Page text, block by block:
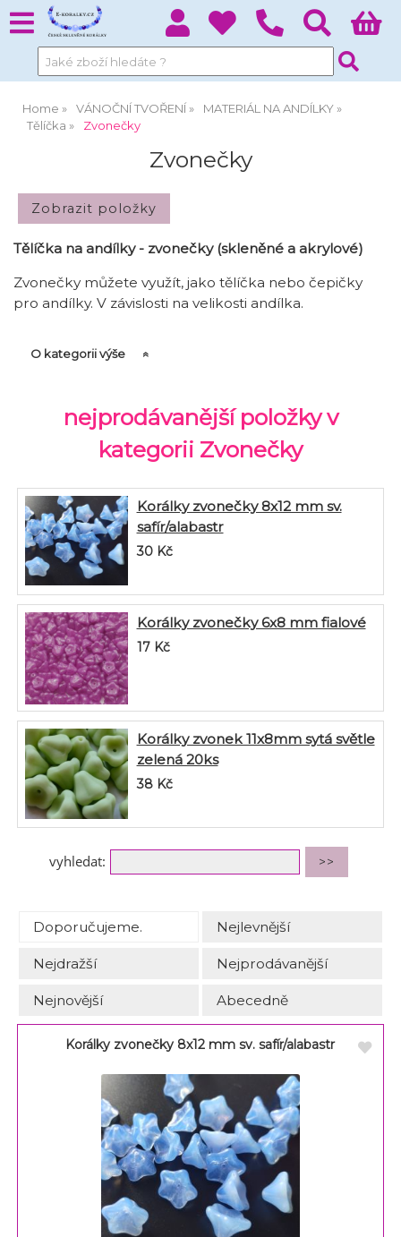
Home VÁNOČNÍ TVOŘENÍ
MATERIÁL NA ANDÍLKY
Tělíčka
Zvonečky
Zvonečky
Tělíčka na andílky - zvonečky (skleněné a akrylové)
Zvonečky můžete využít, jako tělíčka nebo čepičky
pro andílky. V závislosti na velikosti andílka.
O kategorii výše
nejprodávanější položky v
kategorii Zvonečky
Korálky zvonečky 8x12 mm sv.
safír/alabastr
30 Kč
Korálky zvonečky 6x8 mm fialové
17 Kč
Korálky zvonek 11x8mm sytá světle
zelená 20ks
38 Kč
vyhledat:
Doporučujeme. Nejlevnější
Nejdražší Nejprodávanější
Nejnovější Abecedně
Korálky zvonečky 8x12 mm sv. safír/alabastr